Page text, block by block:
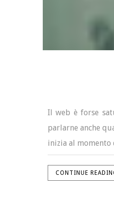
Il web è forse
parlarne anche
inizia al momento
CONTINUE